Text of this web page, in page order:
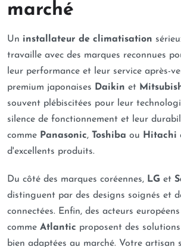
marché
Un installateur de climatisation
travaille avec des marques reconnues
leur performance et leur service après-
premium japonaises Daikin et
souvent plébiscitées pour leur
silence de fonctionnement et leur
comme Panasonic, Toshiba ou Hitachi
d'excellents produits.
Du côté des marques coréennes, LG et
distinguent par des designs soignés et
connectées. Enfin, des acteurs européens
comme Atlantic proposent des
bien adaptées au marché. Votre artisan